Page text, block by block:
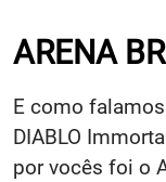
ARENA
E como
DIABLO
por vocês foi o